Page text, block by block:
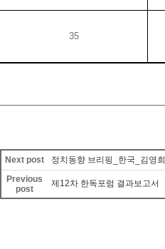
35
Next post
정치동향 브리핑_한국_김영희
Previous
post
제12차 한독포럼 결과보고서